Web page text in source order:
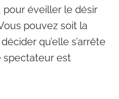
éveiller le désir
pouvez soit la
qu’elle s’arrête
spectateur est